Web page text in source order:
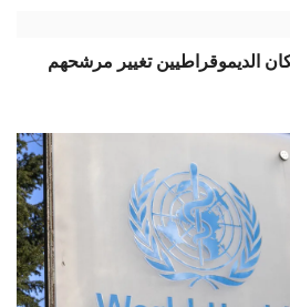
الديموقراطيين تغيير مرشحهم